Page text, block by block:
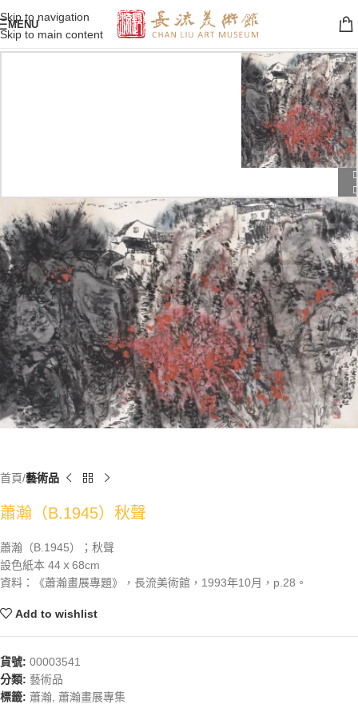
Skip to navigation
Skip to main content
MENU
首頁 藝術品
蕭瀚（B.1945）秋聲
蕭瀚（B.1945）；秋聲
設色紙本 44ｘ68cm
資料：《蕭瀚畫展專題》，長流美術館，1993年10月，p.28。
Add to wishlist
貨號: 00003541
分類: 藝術品
標籤: 蕭瀚 蕭瀚畫展專集